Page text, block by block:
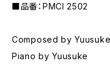
■品番：PMCI 2502
Composed by Yuusuke
Piano by Yuusuke